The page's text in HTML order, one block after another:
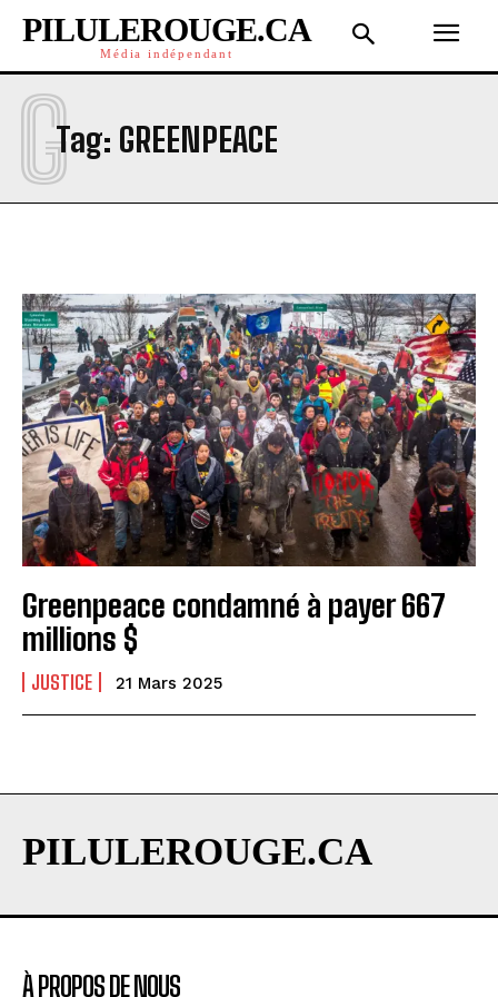
PILULEROUGE.CA
Média indépendant
Tag: GREENPEACE
G
Greenpeace condamné à payer 667
millions $
JUSTICE 21 Mars 2025
PILULEROUGE.CA
À PROPOS DE NOUS